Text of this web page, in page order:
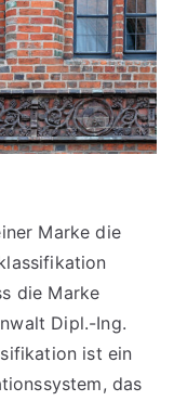
Marke die
die Marke
Dipl.-Ing.
ist ein
das